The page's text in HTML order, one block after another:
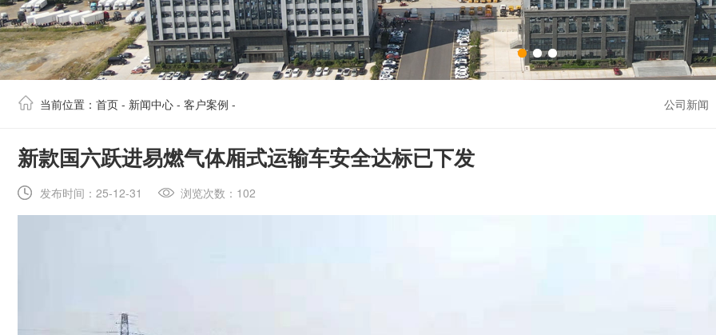
当前位置： 首页 - 新闻中心 - 客户案例 - 公司新闻
​新款国六跃进易燃气体厢式运输车安全达标已下发
发布时间：25-12-31 浏览次数：102